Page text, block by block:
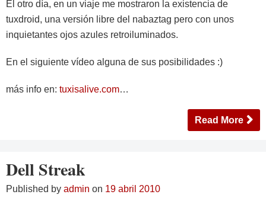
El otro día, en un viaje me mostraron la existencia de
tuxdroid, una versión libre del nabaztag pero con unos
inquietantes ojos azules retroiluminados.
En el siguiente vídeo alguna de sus posibilidades :)
más info en: tuxisalive.com…
Read More
Dell Streak
Published by admin on 19 abril 2010